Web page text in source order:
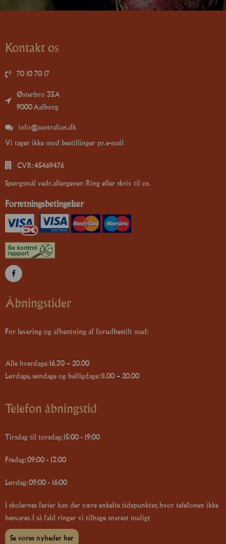
Kontakt os
70 10 70 17
Østerbro 35A
9000 Aalborg
info@australian.dk
Vi tager ikke mod bestillinger pr. e-mail
CVR: 45469476
Spørgsmål vedr. allergener: Ring eller skriv til os.
Forretningsbetingelser
Åbningstider
For levering og afhentning af forudbestilt mad:
Alle hverdage: 16.30 – 20.00
Lørdage, søndage og helligdage: 11.00 – 20.00
Telefon åbningstid
Tirsdag til torsdag: 15:00 - 19:00
Fredag: 09:00 - 13:00
Lørdag: 09:00 - 16:00
I skolernes ferier kan der være enkelte tidspunkter, hvor telefonen ikke
besvares. I så fald ringer vi tilbage snarest muligt
Se vores nyheder her